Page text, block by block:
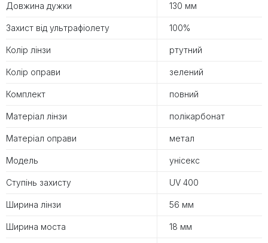
Довжина дужки 130 мм
Захист від ультрафіолету 100%
Колір лінзи ртутний
Колір оправи зелений
Комплект повний
Матеріал лінзи полікарбонат
Матеріал оправи метал
Модель унісекс
Ступінь захисту UV 400
Ширина лінзи 56 мм
Ширина моста 18 мм